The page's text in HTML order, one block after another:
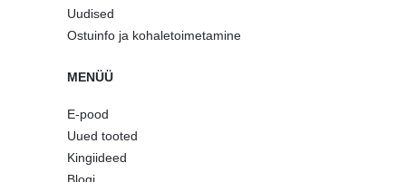
Uudised
Ostuinfo ja kohaletoimetamine
MENÜÜ
E-pood
Uued tooted
Kingiideed